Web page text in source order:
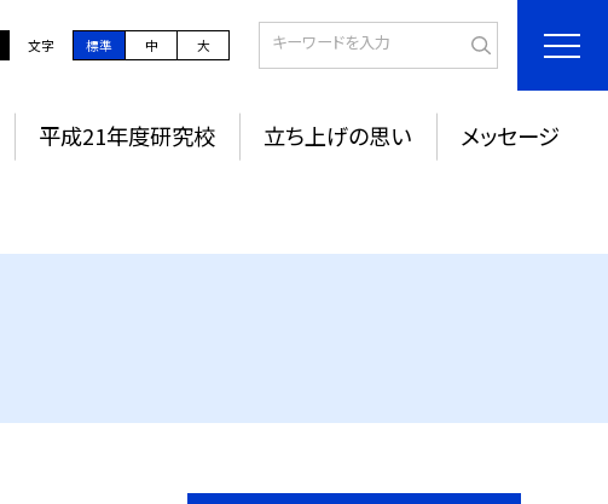
文字 標準 中 大
平成21年度研究校 立ち上げの思い メッセージ